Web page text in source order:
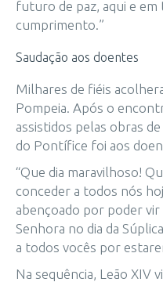
futuro de paz, aqui e
cumprimento.”
Saudação aos doentes
Milhares de fiéis
Pompeia. Após o
assistidos pelas obras
do Pontífice foi aos
“Que dia maravilhoso!
conceder a todos nós
abençoado por poder vir
Senhora no dia da
a todos vocês por
Na sequência, Leão XIV